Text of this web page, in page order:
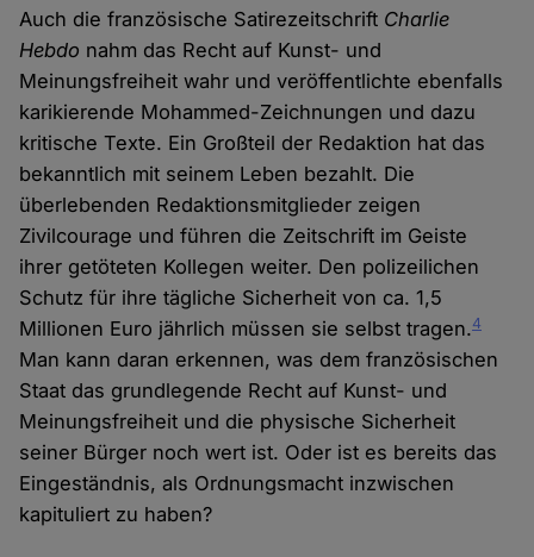
Auch die französische Satirezeitschrift Charlie
Hebdo nahm das Recht auf Kunst- und
Meinungsfreiheit wahr und veröffentlichte ebenfalls
karikierende Mohammed-Zeichnungen und dazu
kritische Texte. Ein Großteil der Redaktion hat das
bekanntlich mit seinem Leben bezahlt. Die
überlebenden Redaktionsmitglieder zeigen
Zivilcourage und führen die Zeitschrift im Geiste
ihrer getöteten Kollegen weiter. Den polizeilichen
Schutz für ihre tägliche Sicherheit von ca. 1,5
Millionen Euro jährlich müssen sie selbst tragen.4
Man kann daran erkennen, was dem französischen
Staat das grundlegende Recht auf Kunst- und
Meinungsfreiheit und die physische Sicherheit
seiner Bürger noch wert ist. Oder ist es bereits das
Eingeständnis, als Ordnungsmacht inzwischen
kapituliert zu haben?